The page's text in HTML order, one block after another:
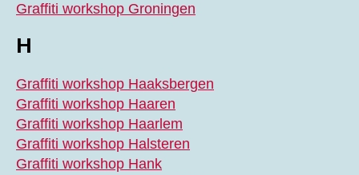
Graffiti workshop Groningen
H
Graffiti workshop Haaksbergen
Graffiti workshop Haaren
Graffiti workshop Haarlem
Graffiti workshop Halsteren
Graffiti workshop Hank